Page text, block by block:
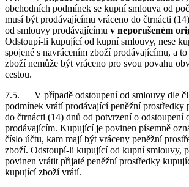
obchodních podmínek se kupní smlouva od
musí být prodávajícímu vráceno do čtrnácti
od smlouvy prodávajícímu v neporušeném
Odstoupí-li kupující od kupní smlouvy, nese
spojené s navrácením zboží prodávajícímu, a
zboží nemůže být vráceno pro svou povahu
cestou.
7.5. V případě odstoupení od smlouvy dle
podmínek vrátí prodávající peněžní prostředky
do čtrnácti (14) dnů od potvrzení o odstoupení
prodávajícím. Kupující je povinen písemně
číslo účtu, kam mají být vráceny peněžní
zboží. Odstoupí-li kupující od kupní smlouvy,
povinen vrátit přijaté peněžní prostředky
kupující zboží vrátí.